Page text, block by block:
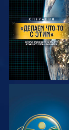
СМОТРЕТЬ
СМОТРЕТЬ